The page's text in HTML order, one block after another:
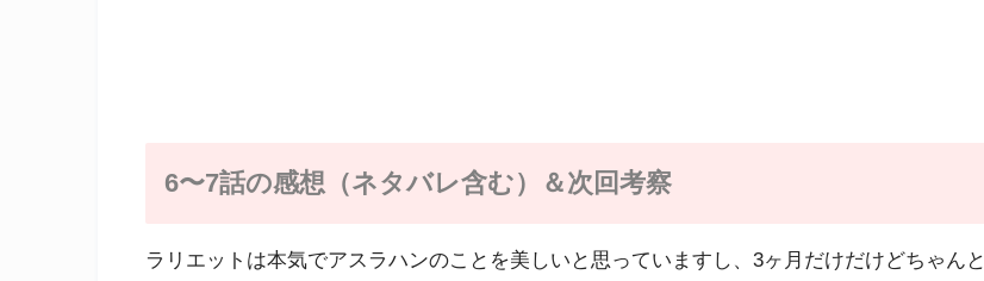
6〜7話の感想（ネタバレ含む）＆次回考察
ラリエットは本気でアスラハンのことを美しいと思っていますし、3ヶ月だけだけどちゃんと